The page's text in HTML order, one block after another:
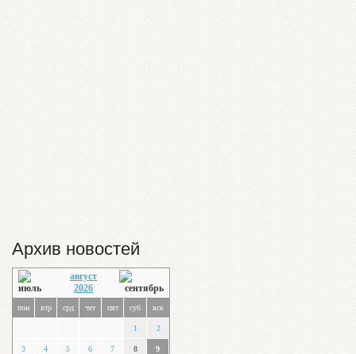
Архив новостей
август
2026
пон втр срд чет пят суб вск
1 2
3 4 5 6 7 8 9